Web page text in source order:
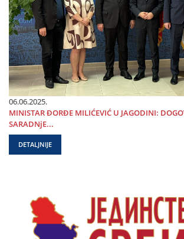
06.06.2025.
MINISTAR ĐORĐE MILIĆEVIĆ U ЈAGODINI:
SARADNjE...
DETALJNIJE